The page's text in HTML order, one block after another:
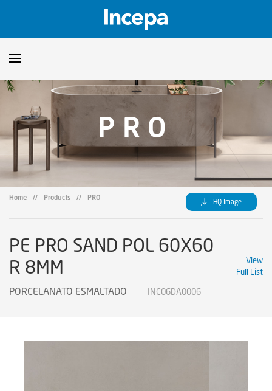
Products
Downloads
Catalogs
Certificates
Technical Guidelines ▼
Showroom
PRO
Home // Products // PRO HQ Image
PE PRO SAND POL 60X60
R 8MM
PORCELANATO ESMALTADO INC06DA0006
View
Full List